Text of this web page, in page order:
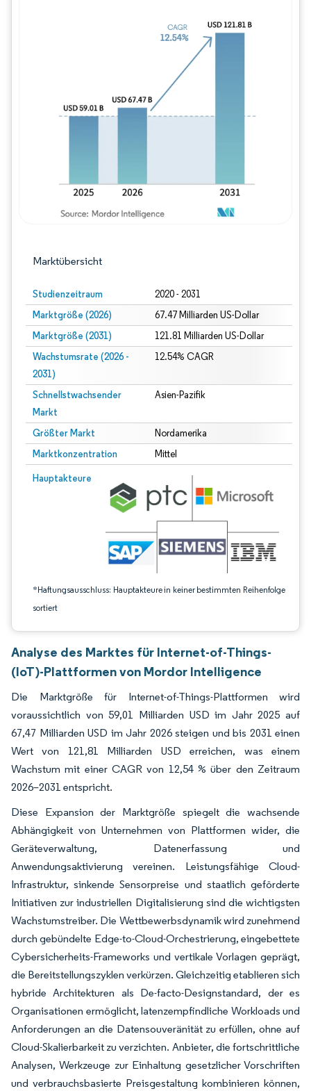
Marktübersicht
Studienzeitraum 2020 - 2031
Marktgröße (2026) 67.47 Milliarden US-Dollar
Marktgröße (2031) 121.81 Milliarden US-Dollar
Wachstumsrate (2026 -
2031)
12.54% CAGR
Schnellstwachsender
Markt
Asien-Pazifik
Größter Markt Nordamerika
Marktkonzentration Mittel
Hauptakteure
*Haftungsausschluss: Hauptakteure in keiner bestimmten Reihenfolge
sortiert
Bild © Mordor Intelligence. Wiederverwendung erfordert Namensnennung
Bild © Mordor Intelligence.
Analyse des Marktes für Internet-of-Things-
(IoT)-Plattformen von Mordor Intelligence
Die Marktgröße für Internet-of-Things-Plattformen wird
voraussichtlich von 59,01 Milliarden USD im Jahr 2025 auf
67,47 Milliarden USD im Jahr 2026 steigen und bis 2031 einen
Wert von 121,81 Milliarden USD erreichen, was einem
Wachstum mit einer CAGR von 12,54 % über den Zeitraum
2026–2031 entspricht.
Diese Expansion der Marktgröße spiegelt die wachsende
Abhängigkeit von Unternehmen von Plattformen wider, die
Geräteverwaltung, Datenerfassung und
Anwendungsaktivierung vereinen. Leistungsfähige Cloud-
Infrastruktur, sinkende Sensorpreise und staatlich geförderte
Initiativen zur industriellen Digitalisierung sind die wichtigsten
Wachstumstreiber. Die Wettbewerbsdynamik wird zunehmend
durch gebündelte Edge-to-Cloud-Orchestrierung, eingebettete
Cybersicherheits-Frameworks und vertikale Vorlagen geprägt,
die Bereitstellungszyklen verkürzen. Gleichzeitig etablieren sich
hybride Architekturen als De-facto-Designstandard, der es
Organisationen ermöglicht, latenzempfindliche Workloads und
Anforderungen an die Datensouveränität zu erfüllen, ohne auf
Cloud-Skalierbarkeit zu verzichten. Anbieter, die fortschrittliche
Analysen, Werkzeuge zur Einhaltung gesetzlicher Vorschriften
und verbrauchsbasierte Preisgestaltung kombinieren können,